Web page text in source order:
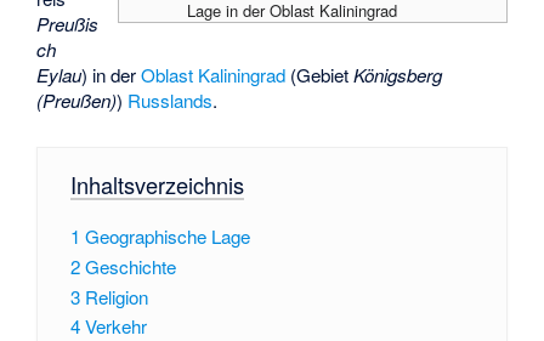
Lage in der Oblast Kaliningrad
Preußis
ch
Eylau) in derOblast Kaliningrad (GebietKönigsberg
(Preußen)) Russlands.
Inhaltsverzeichnis
1 Geographische Lage
2Geschichte
3 Religion
4Verkehr